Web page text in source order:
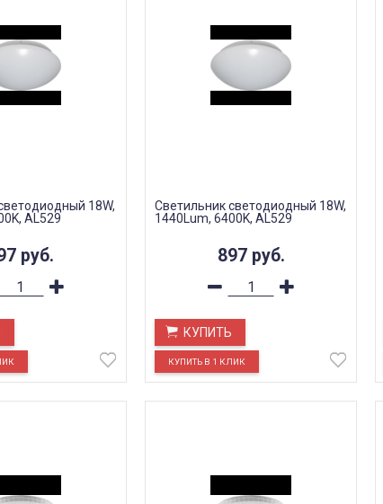
18W,
AL529
руб.
Светильник светодиодный 18W,
1440Lum, 6400K, AL529
897 руб.
КУПИТЬ